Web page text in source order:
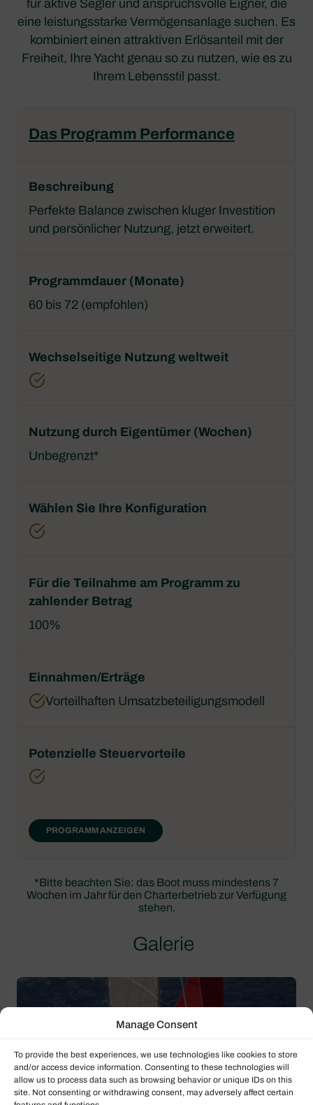
Manage Consent
To provide the best experiences, we use technologies like cookies to store
and/or access device information. Consenting to these technologies will
allow us to process data such as browsing behavior or unique IDs on this
site. Not consenting or withdrawing consent, may adversely affect certain
für aktive Segler und anspruchsvolle Eigner, die
eine leistungsstarke Vermögensanlage suchen. Es
kombiniert einen attraktiven Erlösanteil mit der
Freiheit, Ihre Yacht genau so zu nutzen, wie es zu
Ihrem Lebensstil passt.
Das Programm Performance
Perfekte Balance zwischen kluger Investition
und persönlicher Nutzung, jetzt erweitert.
60 bis 72 (empfohlen)
Unbegrenzt*
100%
Vorteilhaften Umsatzbeteiligungsmodell
PROGRAMM ANZEIGEN
*Bitte beachten Sie: das Boot muss mindestens 7
Wochen im Jahr für den Charterbetrieb zur Verfügung
stehen.
Galerie